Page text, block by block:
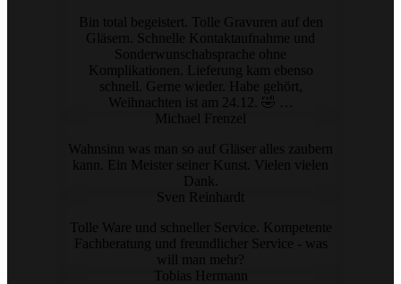
Bin total begeistert. Tolle Gravuren auf den
Gläsern. Schnelle Kontaktaufnahme und
Sonderwunschabsprache ohne
Komplikationen. Lieferung kam ebenso
schnell. Gerne wieder. Habe gehört,
Weihnachten ist am 24.12. 🤣 …
Michael Frenzel
Wahnsinn was man so auf Gläser alles zaubern
kann. Ein Meister seiner Kunst. Vielen vielen
Dank.
Sven Reinhardt
Tolle Ware und schneller Service. Kompetente
Fachberatung und freundlicher Service - was
will man mehr?
Tobias Hermann